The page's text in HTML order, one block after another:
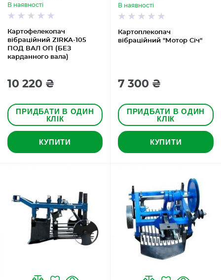
Картофелекопач
вібраційний ZIRKA-105
ПОД ВАЛ ОП (БЕЗ
карданного вала)
В наявності
10 220 ₴
ПРИДБАТИ В ОДИН
КЛІК
КУПИТИ
Картоплекопач
вібраційний "Мотор Січ"
В наявності
7 300 ₴
ПРИДБАТИ В ОДИН
КЛІК
КУПИТИ